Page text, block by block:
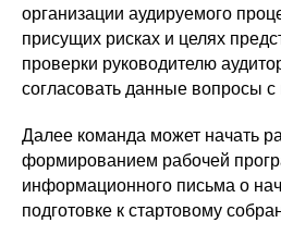
организации аудируемого
присущих рисках и целях
проверки руководителю
согласовать данные вопросы
Далее команда может начать
формированием рабочей
информационного письма о
подготовке к стартовому